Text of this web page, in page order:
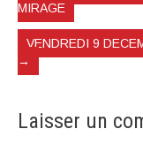
MIRAGE
VENDREDI 9
→
Laisser un